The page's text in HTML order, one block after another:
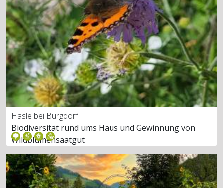
Hasle bei Burgdorf
Biodiversität rund ums Haus und Gewinnung von
Wildblumensaatgut